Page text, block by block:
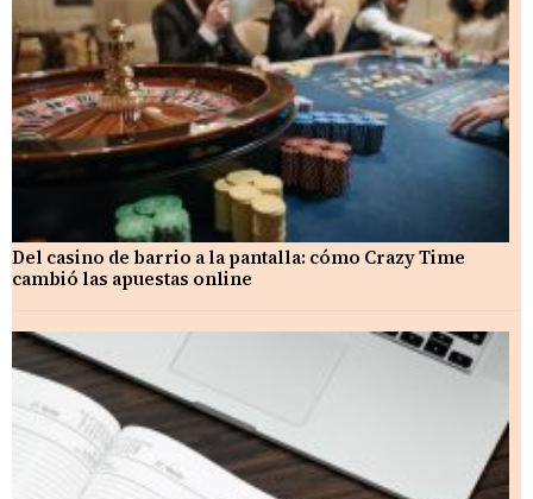
Del casino de barrio a la pantalla: cómo Crazy Time
cambió las apuestas online